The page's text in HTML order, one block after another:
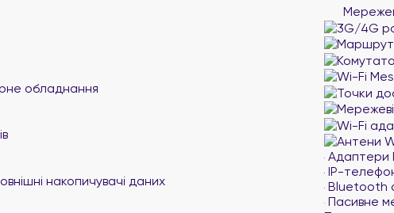
обладнання
накопичувачі даних
Адаптери
IP-
Bluetooth
Пасивне